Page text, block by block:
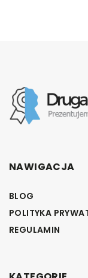
NAWIGACJA
BLOG
POLITYKA
REGULAMIN